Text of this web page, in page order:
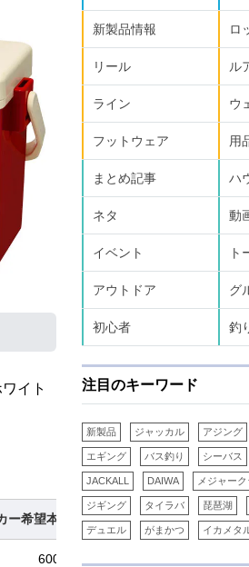
イト
ー希望本体価格（円）
6000
新製品情報 ロ
リール ル
ライン ウ
フットウェア 用
まとめ記事 ハ
ネタ 動
イベント ト
アウトドア グ
初心者 釣
注目のキーワード
新製品 ジャッカル アジング
エギング バス釣り シーバス
JACKALL DAIWA メジャーク
ジギング タイラバ 琵琶湖
デュエル がまかつ イカメタ